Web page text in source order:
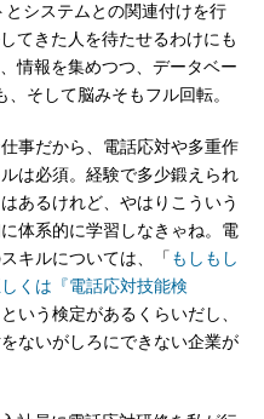
システムとの関連付けを行
てきた人を待たせるわけにも
情報を集めつつ、データベー
そして脳みそもフル回転。
事だから、電話応対や多重作
は必須。経験で多少鍛えられ
あるけれど、やはりこういう
体系的に学習しなきゃね。電
キルについては、「 もしもし
くは『電話応対技能検
という検定があるくらいだし、
ないがしろにできない企業が